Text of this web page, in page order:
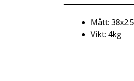
Mått: 38x2.5
Vikt: 4kg